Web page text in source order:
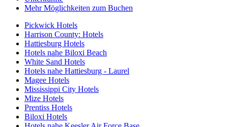
Mehr Möglichkeiten zum Buchen
Pickwick Hotels
Harrison County: Hotels
Hattiesburg Hotels
Hotels nahe Biloxi Beach
White Sand Hotels
Hotels nahe Hattiesburg - Laurel
Magee Hotels
Mississippi City Hotels
Mize Hotels
Prentiss Hotels
Biloxi Hotels